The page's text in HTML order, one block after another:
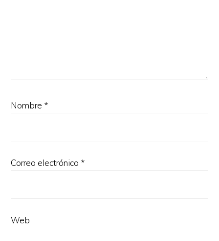
Nombre *
Correo electrónico *
Web